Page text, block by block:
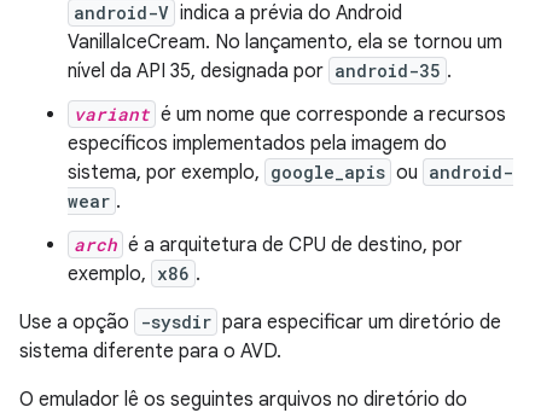
android-V indica a prévia do Android
VanillaIceCream. No lançamento, ela se tornou um
nível da API 35, designada por android-35 .
variant é um nome que corresponde a recursos
específicos implementados pela imagem do
sistema, por exemplo, google_apis ou android-
wear .
arch é a arquitetura de CPU de destino, por
exemplo, x86 .
Use a opção
-sysdir para especificar um diretório de
sistema diferente para o AVD.
O emulador lê os seguintes arquivos no diretório do